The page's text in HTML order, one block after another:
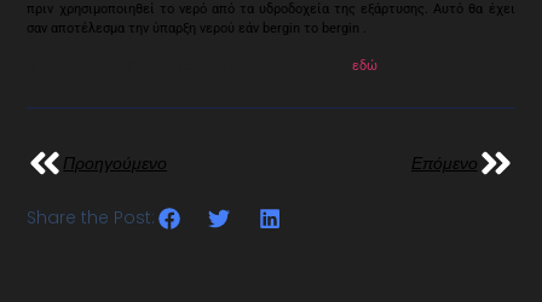
πριν χρησιμοποιηθεί το νερό από τα υδροδοχεία της εξάρτυσης. Αυτό θα έχει
σαν αποτέλεσμα την ύπαρξη νερού εάν bergin το bergin .
Μπορείτε να διαβάσετε το πρώτο μέρος του άρθρουεδώ
Προηγούμενο Επόμενο
Share the Post: